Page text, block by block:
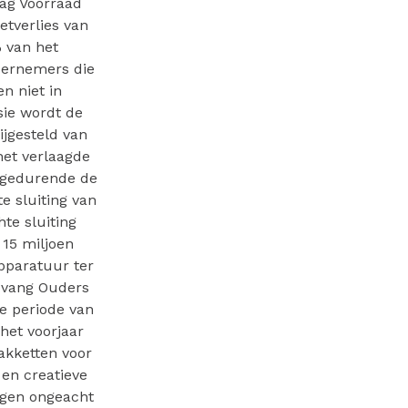
van
van het
die
niet in
wordt de
van
verlaagde
de
sluiting van
sluiting
miljoen
ter
Ouders
periode van
voorjaar
voor
creatieve
ongeacht